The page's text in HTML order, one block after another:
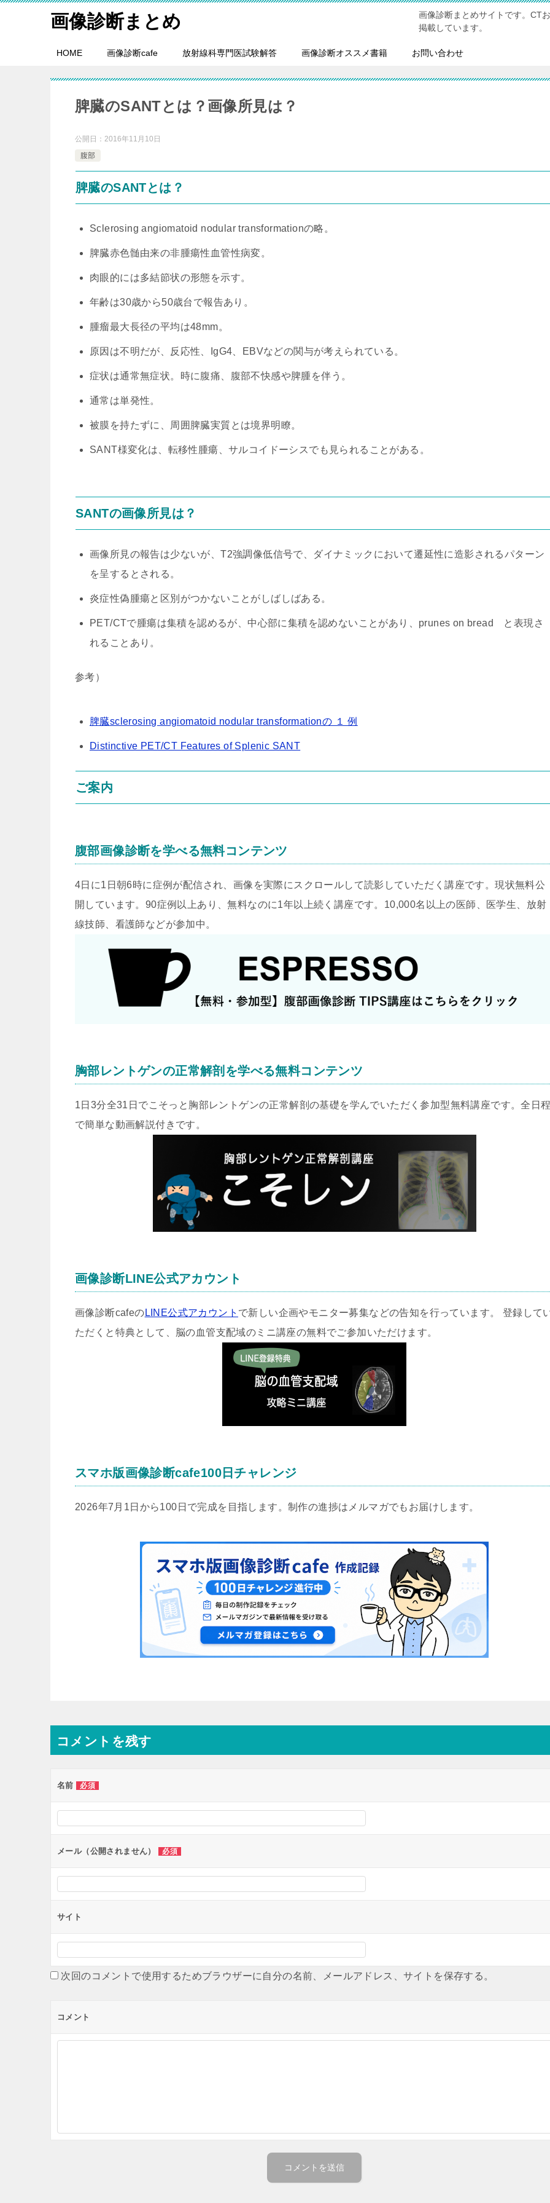
画像診断まとめ
画像診断まとめサイトです。CT
掲載しています。
HOME 画像診断cafe 放射線科専門医試験解答 画像診断オススメ書籍 お問い合わせ
脾臓のSANTとは？画像所見は？
公開日： 2016年11月10日
腹部
脾臓のSANTとは？
Sclerosing angiomatoid nodular transformationの略。
脾臓赤色髄由来の非腫瘍性血管性病変。
肉眼的には多結節状の形態を示す。
年齢は30歳から50歳台で報告あり。
腫瘤最大長径の平均は48mm。
原因は不明だが、反応性、IgG4、EBVなどの関与が考えられている。
症状は通常無症状。時に腹痛、腹部不快感や脾腫を伴う。
通常は単発性。
被膜を持たずに、周囲脾臓実質とは境界明瞭。
SANT様変化は、転移性腫瘍、サルコイドーシスでも見られることがある。
SANTの画像所見は？
画像所見の報告は少ないが、T2強調像低信号で、ダイナミックにおいて遷延性に造影されるパターン
を呈するとされる。
炎症性偽腫瘍と区別がつかないことがしばしばある。
PET/CTで腫瘍は集積を認めるが、中心部に集積を認めないことがあり、prunes on bread と表現さ
れることあり。
参考）
脾臓sclerosing angiomatoid nodular transformationの １ 例
Distinctive PET/CT Features of Splenic SANT
ご案内
腹部画像診断を学べる無料コンテンツ
4日に1日朝6時に症例が配信され、画像を実際にスクロールして読影していただく講座です。現状無料公
開しています。90症例以上あり、無料なのに1年以上続く講座です。10,000名以上の医師、医学生、放射
線技師、看護師などが参加中。
胸部レントゲンの正常解剖を学べる無料コンテンツ
1日3分全31日でこそっと胸部レントゲンの正常解剖の基礎を学んでいただく参加型無料講座です。全日
で簡単な動画解説付きです。
画像診断LINE公式アカウント
画像診断cafeの LINE公式アカウント で新しい企画やモニター募集などの告知を行っています。 登録して
ただくと特典として、脳の血管支配域のミニ講座の無料でご参加いただけます。
スマホ版画像診断cafe100日チャレンジ
2026年7月1日から100日で完成を目指します。制作の進捗はメルマガでもお届けします。
コメントを残す
名前 必須
メール（公開されません） 必須
サイト
次回のコメントで使用するためブラウザーに自分の名前、メールアドレス、サイトを保存する。
コメント